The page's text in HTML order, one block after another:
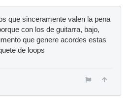
que sinceramente valen la pena
con los de guitarra, bajo,
que genere acordes estas
de loops